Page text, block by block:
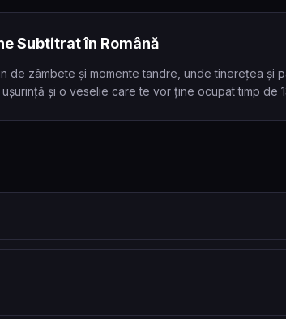
Subtitrat în Română
de zâmbete și momente tandre, unde tinerețea și
și o veselie care te vor ține ocupat timp de